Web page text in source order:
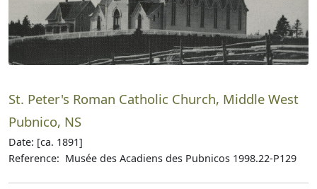
St. Peter's Roman Catholic Church, Middle West
Pubnico, NS
Date: [ca. 1891]
Reference: Musée des Acadiens des Pubnicos 1998.22-P129